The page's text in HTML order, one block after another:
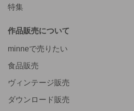
特集
作品販売について
minneで売りたい
食品販売
ヴィンテージ販売
ダウンロード販売